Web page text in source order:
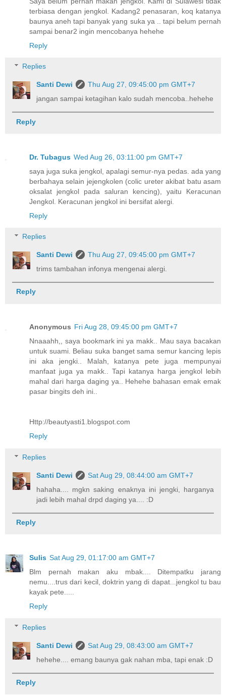
terbiasa dengan jengkol. Kadang2 penasaran, koq katanya
baunya aneh tapi banyak yang suka ya .. tapi belum pernah
sampai benar2 ingin mencobanya hehehe
Reply
Replies
Santi Dewi
Thu Aug 27, 09:45:00 pm GMT+7
jangan sampai ketagihan kalo sudah mencoba..hehehe
Reply
Dr. Tubagus Wed Aug 26, 03:11:00 pm GMT+7
saya juga suka jengkol, apalagi semur-nya pedas. ada yang
berbahaya selain jejengkolen (colic ureter akibat batu asam
oksalat jengkol pada saluran kencing), yaitu Keracunan
Jengkol. Keracunan jengkol ini bersifat alergi.
Reply
Replies
Santi Dewi
Thu Aug 27, 09:45:00 pm GMT+7
trims tambahan infonya mengenai alergi.
Reply
Anonymous Fri Aug 28, 09:45:00 pm GMT+7
Nnaaahh,, saya bookmark ini ya makk.. Mau saya bacakan
untuk suami. Beliau suka banget sama semur kancing lepis
ini aka jengki.. Malah, katanya pete juga mempunyai
manfaat juga ya makk.. Tapi katanya harga jengkol lebih
mahal dari harga daging ya.. Hehehe bahasan emak emak
pasar bingits deh ini..
Http://beautyasti1.blogspot.com
Reply
Replies
Santi Dewi
Sat Aug 29, 08:44:00 am GMT+7
hahaha.... mgkn saking enaknya ini jengki, harganya
jadi lebih mahal drpd daging ya.... :D
Reply
Sulis Sat Aug 29, 01:17:00 am GMT+7
Blm pernah makan aku mbak.... Ditempatku jarang
nemu....trus dari kecil, doktrin yang di dapat...jengkol tu bau
kayak pete.....
Reply
Replies
Santi Dewi
Sat Aug 29, 08:43:00 am GMT+7
hehehe.... emang baunya gak nahan mba, tapi enak :D
Reply